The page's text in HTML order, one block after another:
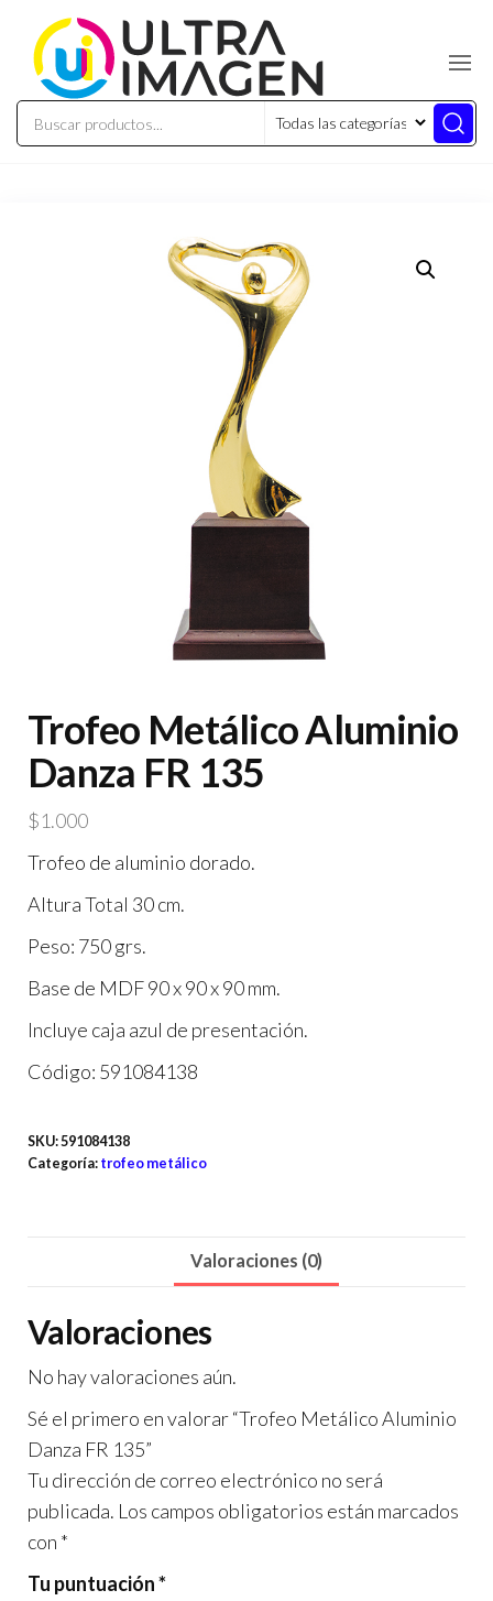
Trofeo Metálico Aluminio
Danza FR 135
$1.000
Trofeo de aluminio dorado.
Altura Total 30 cm.
Peso: 750 grs.
Base de MDF 90 x 90 x 90 mm.
Incluye caja azul de presentación.
Código: 591084138
SKU:591084138
Categoría: trofeo metálico
Valoraciones (0)
Valoraciones
No hay valoraciones aún.
Sé el primero en valorar “Trofeo Metálico Aluminio
Danza FR 135”
Tu dirección de correo electrónico no será
publicada. Los campos obligatorios están marcados
con *
Tu puntuación*